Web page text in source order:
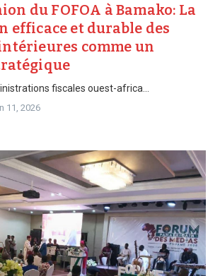
du FOFOA à Bamako: La
efficace et durable des
comme un
fiscales ouest-africa...
11, 2026